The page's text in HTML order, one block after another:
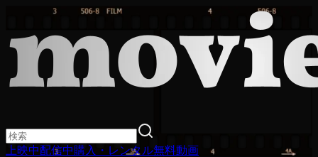
上映中配信中購入・レンタル無料動画